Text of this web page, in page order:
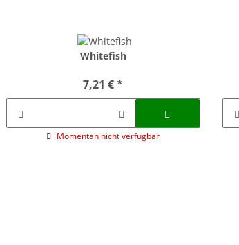
Whitefish
7,21 €*
Momentan nicht verfügbar